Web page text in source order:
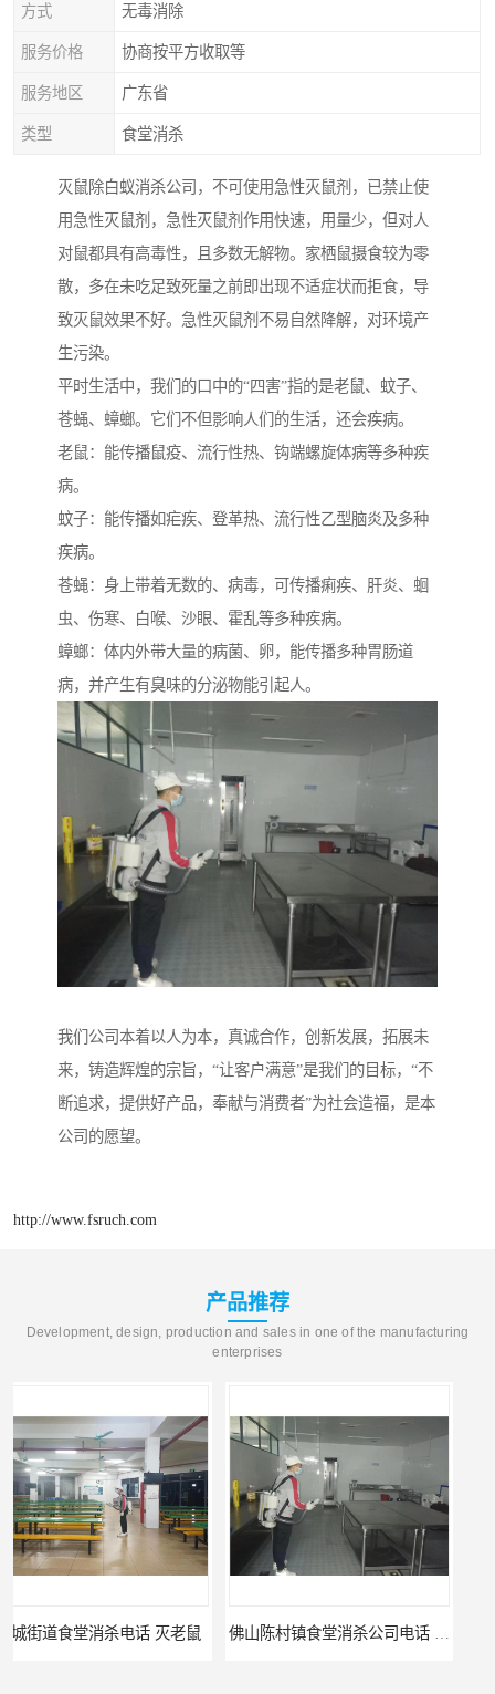
方式 无毒消除
服务价格 协商按平方收取等
服务地区 广东省
类型 食堂消杀
灭鼠除白蚁消杀公司，不可使用急性灭鼠剂，已禁止使
用急性灭鼠剂，急性灭鼠剂作用快速，用量少，但对人
对鼠都具有高毒性，且多数无解物。家栖鼠摄食较为零
散，多在未吃足致死量之前即出现不适症状而拒食，导
致灭鼠效果不好。急性灭鼠剂不易自然降解，对环境产
生污染。
平时生活中，我们的口中的“四害”指的是老鼠、蚊子、
苍蝇、蟑螂。它们不但影响人们的生活，还会疾病。
老鼠：能传播鼠疫、流行性热、钩端螺旋体病等多种疾
病。
蚊子：能传播如疟疾、登革热、流行性乙型脑炎及多种
疾病。
苍蝇：身上带着无数的、病毒，可传播痢疾、肝炎、蛔
虫、伤寒、白喉、沙眼、霍乱等多种疾病。
蟑螂：体内外带大量的病菌、卵，能传播多种胃肠道
病，并产生有臭味的分泌物能引起人。
我们公司本着以人为本，真诚合作，创新发展，拓展未
来，铸造辉煌的宗旨，“让客户满意”是我们的目标，“不
断追求，提供好产品，奉献与消费者”为社会造福，是本
公司的愿望。
http://www.fsruch.com
产品推荐
Development, design, production and sales in one of the manufacturing
enterprises
佛山陈村镇食堂消杀公司电话 陈村食堂灭鼠